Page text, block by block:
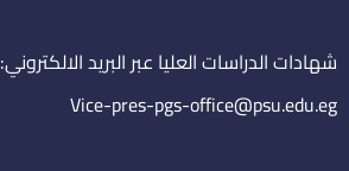
i
شهادات الدراسات العليا عبر البريد الالكتروني:
Vice-pres-pgs-office@psu.edu.eg